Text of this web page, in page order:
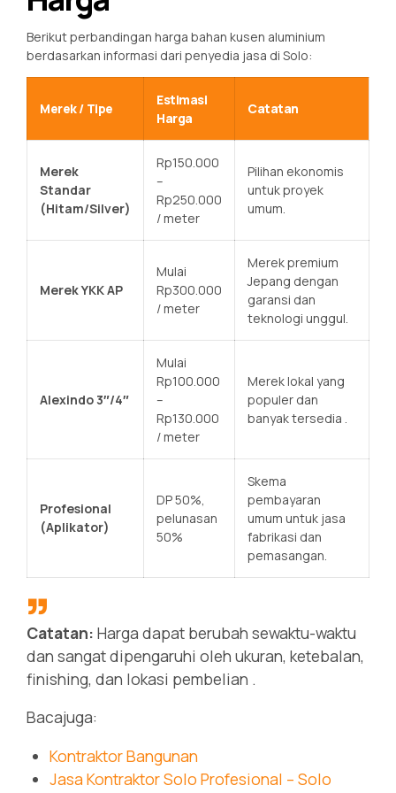
Berikut perbandingan harga bahan kusen aluminium
berdasarkan informasi dari penyedia jasa di Solo:
Merek / Tipe
Estimasi
Harga
Catatan
Merek
Standar
(Hitam/Silver)
Rp150.000
–
Rp250.000
/ meter
Pilihan ekonomis
untuk proyek
umum.
Merek YKK AP
Mulai
Rp300.000
/ meter
Merek premium
Jepang dengan
garansi dan
teknologi unggul.
Alexindo 3″/4″
Mulai
Rp100.000
–
Rp130.000
/ meter
Merek lokal yang
populer dan
banyak tersedia .
Profesional
(Aplikator)
DP 50%,
pelunasan
50%
Skema
pembayaran
umum untuk jasa
fabrikasi dan
pemasangan.
Catatan: Harga dapat berubah sewaktu-waktu
dan sangat dipengaruhi oleh ukuran, ketebalan,
finishing, dan lokasi pembelian .
Bacajuga:
Kontraktor Bangunan
Jasa Kontraktor Solo Profesional – Solo